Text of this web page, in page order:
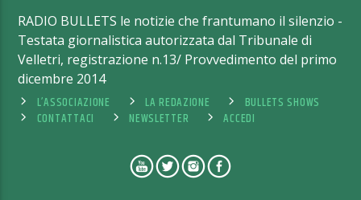
RADIO BULLETS le notizie che frantumano il silenzio -
Testata giornalistica autorizzata dal Tribunale di
Velletri, registrazione n.13/ Provvedimento del primo
dicembre 2014
L’ASSOCIAZIONE
LA REDAZIONE
BULLETS SHOWS
CONTATTACI
NEWSLETTER ACCEDI